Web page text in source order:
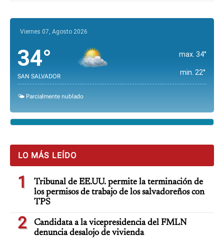
Viernes 07, Agosto 2026
34°
SAN SALVADOR
max. 34°
min. 22°
🌤️ Parcialmente nublado
LO MÁS LEÍDO
1
Tribunal de EE.UU. permite la terminación de
los permisos de trabajo de los salvadoreños con
TPS
2
Candidata a la vicepresidencia del FMLN
denuncia desalojo de vivienda